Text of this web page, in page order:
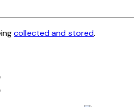
collected and stored.